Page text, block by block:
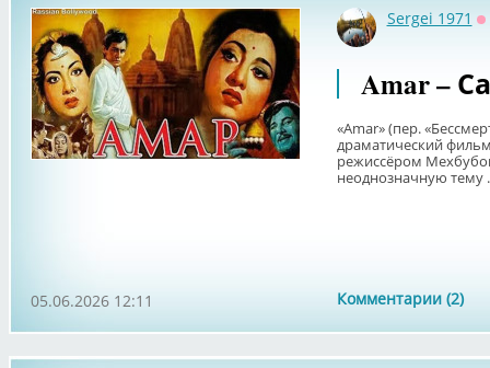
Sergei 1971
Amar –
«Amar» (пер.
драматический
режиссёром
неоднозначную тему
Комментарии (2)
05.06.2026 12:11